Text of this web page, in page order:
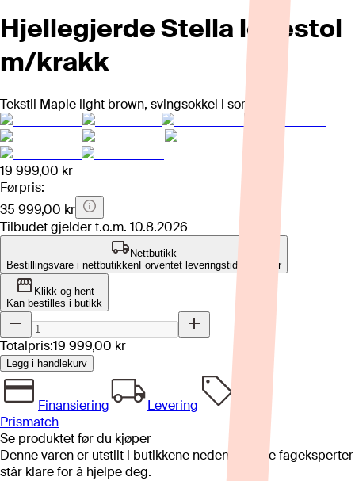
Hjellegjerde Stella lenestol
m/krakk
Tekstil Maple light brown, svingsokkel i sort stål.
19 999,00 kr
Førpris:
35 999,00 kr
Tilbudet gjelder t.o.m. 10.8.2026
Nettbutikk
Bestillingsvare i nettbutikkenForventet leveringstid: 2-3 uker
Klikk og hent
Kan bestilles i butikk
Totalpris:19 999,00 kr
Legg i handlekurv
Finansiering
Levering
Prismatch
Se produktet før du kjøper
Denne varen er utstilt i butikkene nedenfor. Våre fageksperter
står klare for å hjelpe deg.